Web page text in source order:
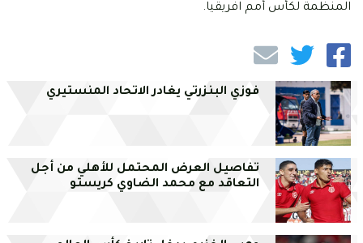
المنظمة لكأس أمم افريقيا.
فوزي البنزرتي يغادر الاتحاد المنستيري
تفاصيل العرض المحتمل للأهلي من أجل
التعاقد مع محمد الضاوي كريستو